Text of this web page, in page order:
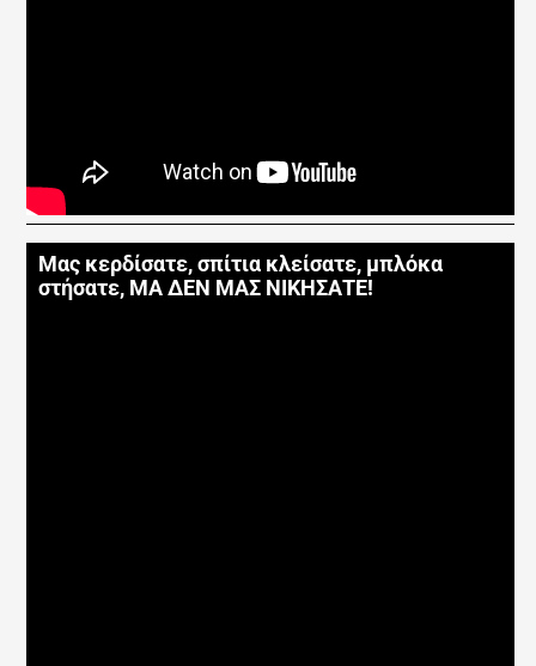
Μας κερδίσατε, σπίτια κλείσατε, μπλόκα
στήσατε, ΜΑ ΔΕΝ ΜΑΣ ΝΙΚΗΣΑΤΕ!